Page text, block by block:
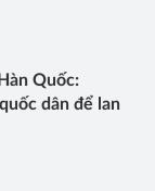
Quốc:
dân để lan